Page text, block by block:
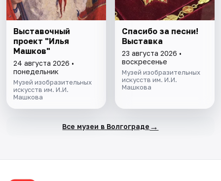
Выставочный
проект "Илья
Машков"
24 августа 2026 •
понедельник
Музей изобразительных
искусств им. И.И.
Машкова
Спасибо за песни!
Выставка
23 августа 2026 •
воскресенье
Музей изобразительных
искусств им. И.И.
Машкова
Все музеи в Волгограде →